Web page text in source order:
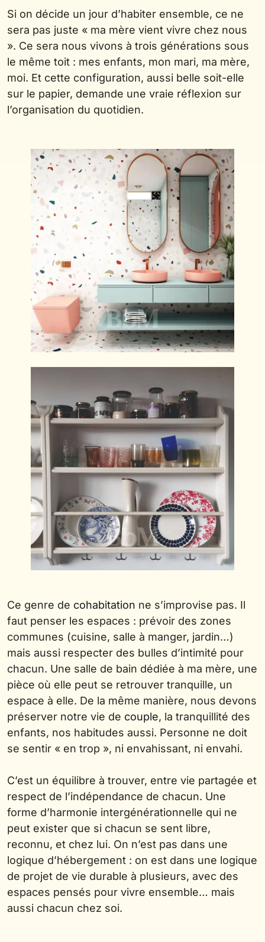
Si on décide un jour d’habiter ensemble, ce ne
sera pas juste « ma mère vient vivre chez nous
». Ce sera nous vivons à trois générations sous
le même toit : mes enfants, mon mari, ma mère,
moi. Et cette configuration, aussi belle soit-elle
sur le papier, demande une vraie réflexion sur
l’organisation du quotidien.
Ce genre de cohabitation ne s’improvise pas. Il
faut penser les espaces : prévoir des zones
communes (cuisine, salle à manger, jardin…)
mais aussi respecter des bulles d’intimité pour
chacun. Une salle de bain dédiée à ma mère, une
pièce où elle peut se retrouver tranquille, un
espace à elle. De la même manière, nous devons
préserver notre vie de couple, la tranquillité des
enfants, nos habitudes aussi. Personne ne doit
se sentir « en trop », ni envahissant, ni envahi.
C’est un équilibre à trouver, entre vie partagée et
respect de l’indépendance de chacun. Une
forme d’harmonie intergénérationnelle qui ne
peut exister que si chacun se sent libre,
reconnu, et chez lui. On n’est pas dans une
logique d’hébergement : on est dans une logique
de projet de vie durable à plusieurs, avec des
espaces pensés pour vivre ensemble… mais
aussi chacun chez soi.